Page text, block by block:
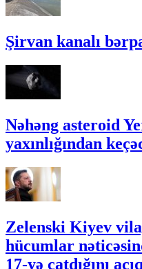
Şirvan kanalı
Nəhəng asteroid
yaxınlığından
Zelenski Kiyev
hücumlar
17-yə çatdığını